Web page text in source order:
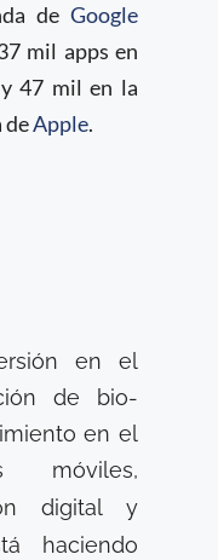
de Google
mil apps en
47 mil en la
deApple.
en el
de bio-
en el
móviles,
digital y
haciendo